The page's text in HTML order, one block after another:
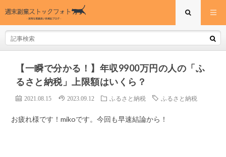
【一瞬で分かる！】年収9900万円の人の「ふ
るさと納税」上限額はいくら？
2021.08.15 2023.09.12 ふるさと納税 ふるさと納税
お疲れ様です！mikoです。今回も早速結論から！